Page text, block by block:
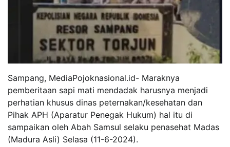
Sampang, MediaPojoknasional.id- Maraknya
pemberitaan sapi mati mendadak harusnya menjadi
perhatian khusus dinas peternakan/kesehatan dan
Pihak APH (Aparatur Penegak Hukum) hal itu di
sampaikan oleh Abah Samsul selaku penasehat Madas
(Madura Asli) Selasa (11-6-2024).